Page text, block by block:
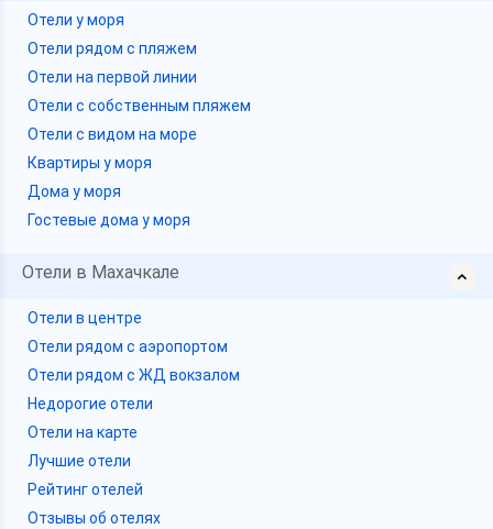
Отели у моря
Отели рядом с пляжем
Отели на первой линии
Отели с собственным пляжем
Отели с видом на море
Квартиры у моря
Дома у моря
Гостевые дома у моря
Отели в Махачкале
Отели в центре
Отели рядом с аэропортом
Отели рядом с ЖД вокзалом
Недорогие отели
Отели на карте
Лучшие отели
Рейтинг отелей
Отзывы об отелях